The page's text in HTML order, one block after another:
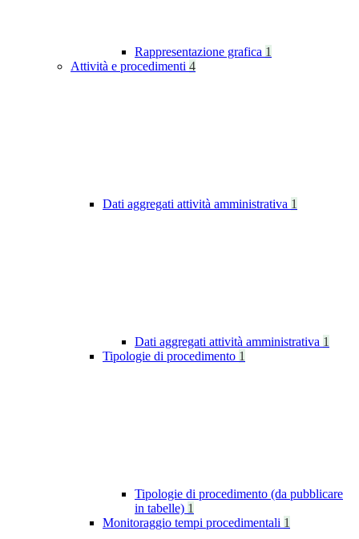
Rappresentazione grafica 1
Attività e procedimenti 4
Dati aggregati attività amministrativa 1
Dati aggregati attività amministrativa 1
Tipologie di procedimento 1
Tipologie di procedimento (da pubblicare
in tabelle) 1
Monitoraggio tempi procedimentali 1